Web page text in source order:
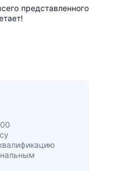
представленного